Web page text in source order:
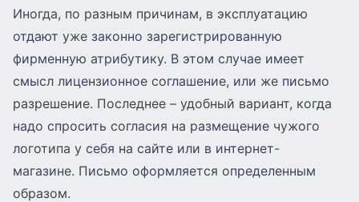
Иногда, по разным причинам, в эксплуатацию
отдают уже законно зарегистрированную
фирменную атрибутику. В этом случае имеет
смысл лицензионное соглашение, или же письмо
разрешение. Последнее – удобный вариант, когда
надо спросить согласия на размещение чужого
логотипа у себя на сайте или в интернет-
магазине. Письмо оформляется определенным
образом.